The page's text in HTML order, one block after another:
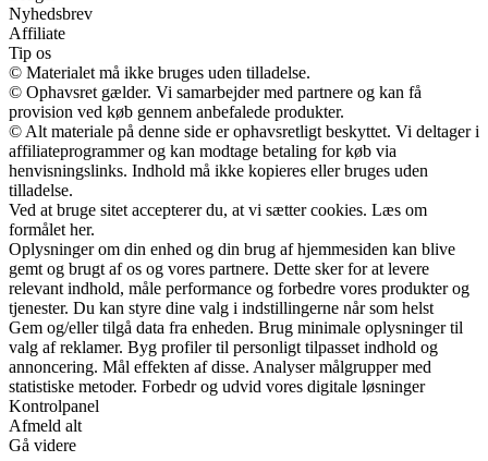
Nyhedsbrev
Affiliate
Tip os
© Materialet må ikke bruges uden tilladelse.
© Ophavsret gælder. Vi samarbejder med partnere og kan få
provision ved køb gennem anbefalede produkter.
© Alt materiale på denne side er ophavsretligt beskyttet. Vi deltager i
affiliateprogrammer og kan modtage betaling for køb via
henvisningslinks. Indhold må ikke kopieres eller bruges uden
tilladelse.
Ved at bruge sitet accepterer du, at vi sætter cookies. Læs om
formålet her.
Oplysninger om din enhed og din brug af hjemmesiden kan blive
gemt og brugt af os og vores partnere. Dette sker for at levere
relevant indhold, måle performance og forbedre vores produkter og
tjenester. Du kan styre dine valg i indstillingerne når som helst
Gem og/eller tilgå data fra enheden. Brug minimale oplysninger til
valg af reklamer. Byg profiler til personligt tilpasset indhold og
annoncering. Mål effekten af disse. Analyser målgrupper med
statistiske metoder. Forbedr og udvid vores digitale løsninger
Kontrolpanel
Afmeld alt
Gå videre